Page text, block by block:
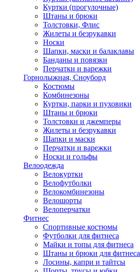
Куртки (прогулочные)
Штаны и брюки
Толстовки, Флис
Жилеты и безрукавки
Носки
Шапки, маски и балаклавы
Банданы и повязки
Перчатки и варежки
Горнолыжная, Сноуборд
Костюмы
Комбинезоны
Куртки, парки и пуховики
Штаны и брюки
Толстовки и джемперы
Жилеты и безрукавки
Шапки и маски
Перчатки и варежки
Носки и гольфы
Велоодежда
Велокуртки
Велофутболки
Велокомбинезоны
Велошорты
Велоперчатки
Фитнес
Спортивные костюмы
Футболки для фитнеса
Майки и топы для фитнеса
Штаны и брюки для фитнеса
Лосины, капри и тайтсы